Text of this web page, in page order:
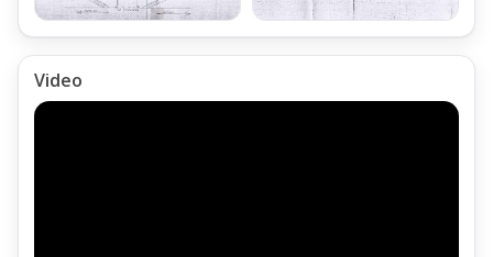
è composto di:
Ingresso
Disimpegno con piccolo guardaroba
Video